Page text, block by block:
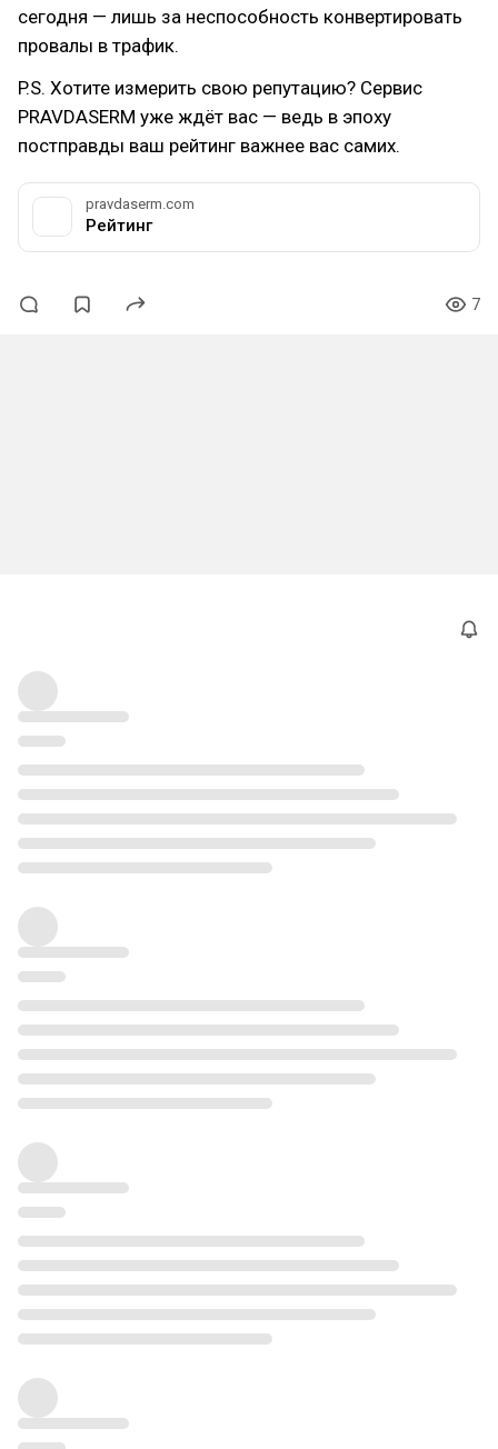
сегодня — лишь за неспособность конвертировать
провалы в трафик.
P.S. Хотите измерить свою репутацию? Сервис
PRAVDASERM уже ждёт вас — ведь в эпоху
постправды ваш рейтинг важнее вас самих.
pravdaserm.com
Рейтинг
7